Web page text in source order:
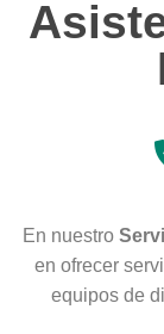
En nuestro
en ofrecer
equipos de